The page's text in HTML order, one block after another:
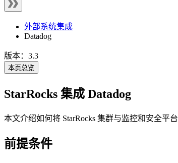
外部系统集成
Datadog
版本：3.3
本页总览
StarRocks 集成 Datadog
本文介绍如何将 StarRocks 集群与监控和安全平台
前提条件